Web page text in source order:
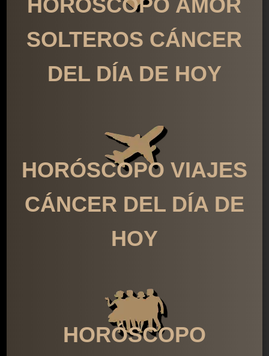
HORÓSCOPO AMOR
SOLTEROS CÁNCER
DEL DÍA DE HOY
HORÓSCOPO VIAJES
CÁNCER DEL DÍA DE
HOY
HORÓSCOPO